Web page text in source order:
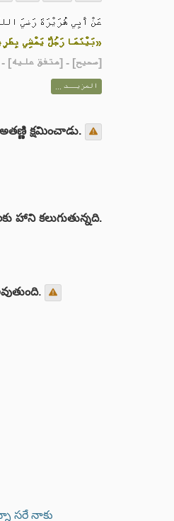
عَنْ أَبِي هُرَيْرَةَ رَضيَ
«بَيْنَمَا رَجُلٌ يَمْشِي
[صحيح] - [متفق عليه] -
المزيــد ...
క్షమించాడు.
హాని కలుగుతున్నది.
సరే నాకు